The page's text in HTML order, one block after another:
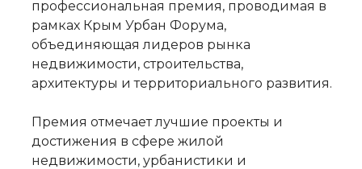
профессиональная премия, проводимая в
рамках Крым Урбан Форума,
объединяющая лидеров рынка
недвижимости, строительства,
архитектуры и территориального развития.
Премия отмечает лучшие проекты и
достижения в сфере жилой
недвижимости, урбанистики и